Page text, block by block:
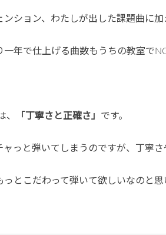
ション、わたしが出した課題曲に加
一年で仕上げる曲数もうちの教室で
、 「丁寧さと正確さ」 です。
っと弾いてしまうのですが、丁寧さ
とこだわって弾いて欲しいなのと思